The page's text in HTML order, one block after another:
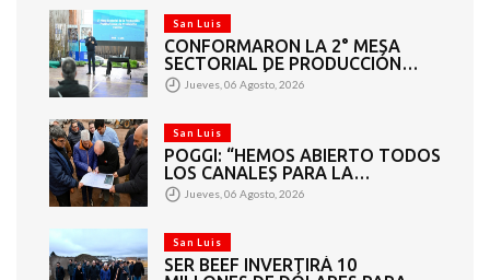
San Luis
CONFORMARON LA 2° MESA
SECTORIAL DE PRODUCCIÓN
FRUTIHORTÍCOLA Y
PRODUCCIÓN FAMILIAR
Jueves, 06 Agosto, 2026
San Luis
POGGI: “HEMOS ABIERTO TODOS
LOS CANALES PARA LA
ARTICULACIÓN DE LOS
SECTORES PÚBLICO Y PRIVADO”
Jueves, 06 Agosto, 2026
San Luis
SER BEEF INVERTIRÁ 10